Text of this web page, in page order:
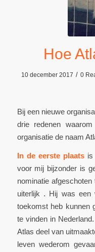
Hoe
10 december 2017 / 0
Bij een nieuwe
drie redenen
organisatie de naam
In de eerste plaatsis
voor mij bijzonder is
nominatie
uiterlijk . Hij was een
toekomst heb kunnen
te vinden in
Atlas deel van
leven wederom